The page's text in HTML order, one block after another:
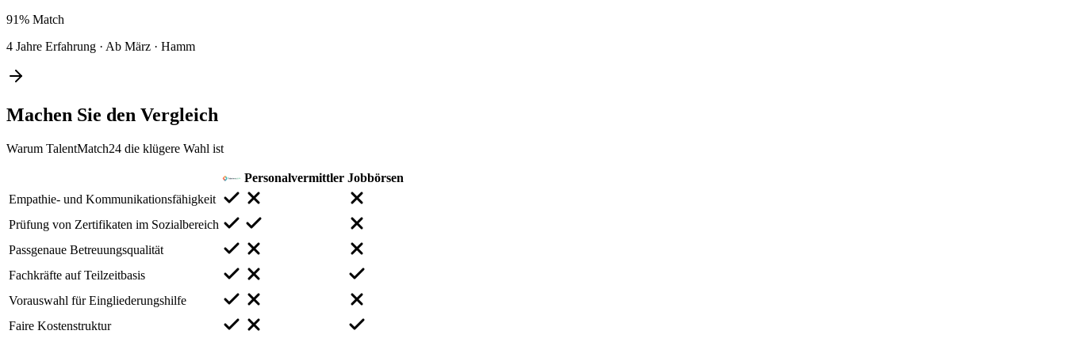
91% Match
4 Jahre Erfahrung · Ab März · Hamm
Machen Sie den Vergleich
Warum TalentMatch24 die klügere Wahl ist
Personalvermittler Jobbörsen
Empathie- und Kommunikationsfähigkeit
Prüfung von Zertifikaten im Sozialbereich
Passgenaue Betreuungsqualität
Fachkräfte auf Teilzeitbasis
Vorauswahl für Eingliederungshilfe
Faire Kostenstruktur